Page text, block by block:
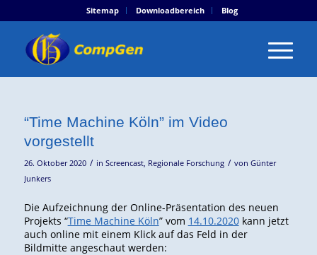
Sitemap Downloadbereich Blog
“Time Machine Köln” im Video
vorgestellt
26. Oktober 2020 / in Screencast, Regionale Forschung / von Günter
Junkers
Die Aufzeichnung der Online-Präsentation des neuen
Projekts “Time Machine Köln” vom 14.10.2020kann jetzt
auch online mit einem Klick auf das Feld in der
Bildmitte angeschaut werden: